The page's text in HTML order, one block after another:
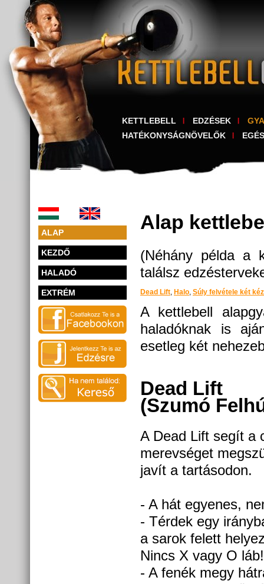
KETTLEBELL EDZÉSEK
HATÉKONYSÁGNÖVELŐK
ALAP
KEZDŐ
HALADÓ
EXTRÉM
Alap
(Néhány példa a
találsz
Dead Lift, Halo, Súly felvétele két
A kettlebell
haladóknak is
esetleg két
Dead Lift
(Szumó
A Dead Lift segít a
merevséget
javít a tartásodon.
- A hát egyenes,
- Térdek egy
a sarok felett
Nincs X vagy O láb!
- A fenék megy